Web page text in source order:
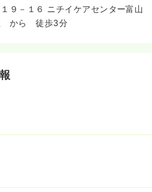
９－１６ ニチイケアセンター富山
から 徒歩3分